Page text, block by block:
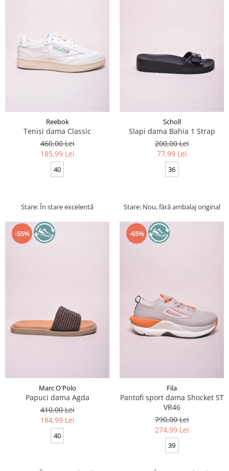
Reebok
Tenisi dama Classic
460,00 Lei
185,99 Lei
40
Stare: În stare excelentă
Scholl
Slapi dama Bahia 1 Strap
200,00 Lei
77,99 Lei
36
Stare: Nou, fără ambalaj original
-55%
Marc O'Polo
Papuci dama Agda
410,00 Lei
184,99 Lei
40
-65%
Fila
Pantofi sport dama Shocket ST
VR46
790,00 Lei
274,99 Lei
39